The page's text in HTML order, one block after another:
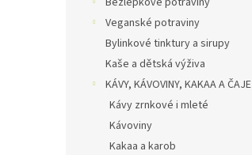
Veganské potraviny
Bylinkové tinktury a sirupy
Kaše a dětská výživa
KÁVY, KÁVOVINY, KAKAA A ČAJE
Kávy zrnkové i mleté
Kávoviny
Kakaa a karob